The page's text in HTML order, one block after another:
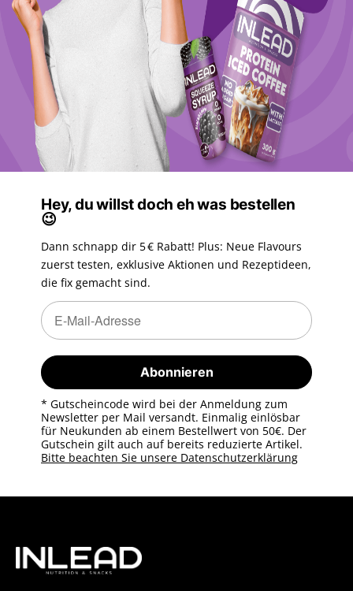
Hey, du willst doch eh was bestellen
😉
Dann schnapp dir 5 € Rabatt! Plus: Neue Flavours
zuerst testen, exklusive Aktionen und Rezeptideen,
die fix gemacht sind.
Newsletter Abonnieren
Newsletter Abonnieren
Abonnieren
* Gutscheincode wird bei der Anmeldung zum
Newsletter per Mail versandt. Einmalig einlösbar
für Neukunden ab einem Bestellwert von 50€. Der
Gutschein gilt auch auf bereits reduzierte Artikel.
Bitte beachten Sie unsere Datenschutzerklärung